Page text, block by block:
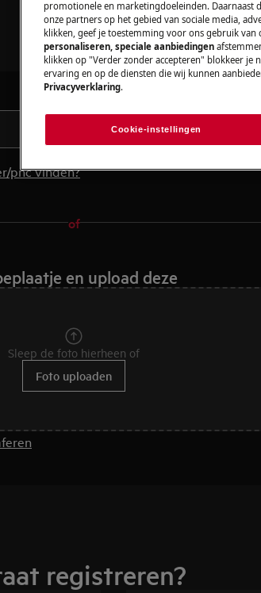
pnc vinden?
of
en upload deze
Sleep de foto hierheen of
Foto uploaden
registreren?
promotionele en marketingdoeleinden. Daarnaast
onze partners op het gebied van sociale media,
klikken, geef je toestemming voor ons gebruik van
personaliseren, speciale aanbiedingen
klikken op "Verder zonder accepteren" blokkeer je
ervaring en op de diensten die wij kunnen
Privacyverklaring.
Cookie-instellingen